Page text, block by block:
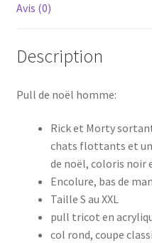
Avis (0)
Description
Pull de noël homme:
Rick et Morty
chats flottants et
de noël, coloris noir
Encolure, bas de
Taille S au XXL
pull tricot en
col rond, coupe